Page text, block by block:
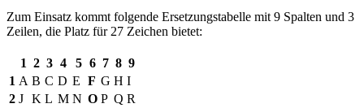
Zum Einsatz kommt folgende Ersetzungstabelle mit 9 Spalten und 3
Zeilen, die Platz für 27 Zeichen bietet:
1 2 3 4 5 6 7 8 9
1 A B C D E F G H I
2 J K L M N O P Q R